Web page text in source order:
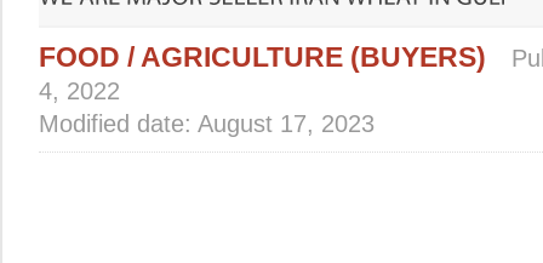
FOOD / AGRICULTURE (BUYERS)
4, 2022
Modified date: August 17, 2023